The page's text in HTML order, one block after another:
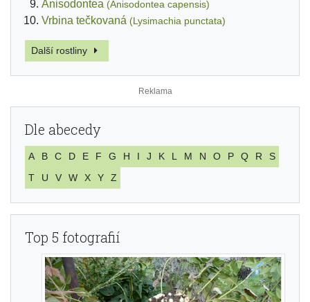
Anisodontea (Anisodontea capensis)
Vrbina tečkovaná (Lysimachia punctata)
Další rostliny
Dle abecedy
A B C D E F G H I J K L M N O P Q R
S
T
U V W X Y Z
Top 5 fotografií